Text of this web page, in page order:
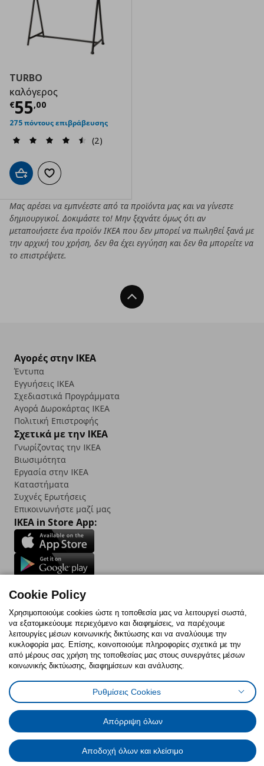
TURBO
καλόγερος
€55,00
Τρέχουσα τιμή
275 πόντους επιβράβευσης
(2)
Προσθήκη στο καλάθι
Προσθήκη στα αγαπημένα
Μας αρέσει να εμπνέεστε από τα προϊόντα μας και να γίνεστε
δημιουργικοί. Δοκιμάστε το! Μην ξεχνάτε όμως ότι αν
μεταποιήσετε ένα προϊόν ΙΚΕΑ που δεν μπορεί να πωληθεί ξανά με
την αρχική του χρήση, δεν θα έχει εγγύηση και δεν θα μπορείτε να
το επιστρέψετε.
Back To Top
Αγορές στην IKEA
Έντυπα
Εγγυήσεις IKEA
Σχεδιαστικά Προγράμματα
Αγορά Δωρoκάρτας IKEA
Πολιτική Επιστροφής
Σχετικά με την IKEA
Γνωρίζοντας την IKEA
Βιωσιμότητα
Εργασία στην IKEA
Καταστήματα
Συχνές Ερωτήσεις
Επικοινωνήστε μαζί μας
IKEA in Store App:
Έντυπο Επιστροφής / ΑκύρωσηςΡυθμίσεις cookies
Γενική Πολιτική Προσωπικών Δεδομένων
Πολιτική Προσωπικών Δεδομένων για IKEA.com.cy
© Inter-IKEA Systems B.V. 1999 - 2025
Cookie Policy
Χρησιμοποιούμε cookies ώστε η τοποθεσία μας να λειτουργεί σωστά,
να εξατομικεύουμε περιεχόμενο και διαφημίσεις, να παρέχουμε
λειτουργίες μέσων κοινωνικής δικτύωσης και να αναλύουμε την
κυκλοφορία μας. Επίσης, κοινοποιούμε πληροφορίες σχετικά με την
από μέρους σας χρήση της τοποθεσίας μας στους συνεργάτες μέσων
κοινωνικής δικτύωσης, διαφημίσεων και ανάλυσης.
Ρυθμίσεις Cookies
Απόρριψη όλων
Αποδοχή όλων και κλείσιμο